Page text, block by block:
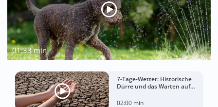
01:33 min
7-Tage-Wetter: Historische
Dürre und das Warten auf
02:00 min